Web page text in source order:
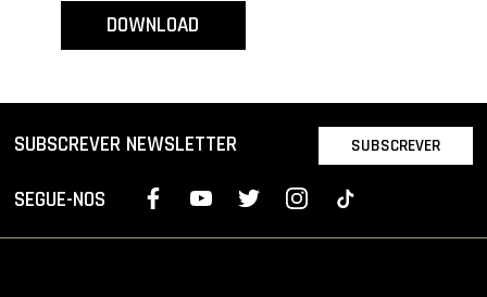
PROJETOS
LIGA BETCLIC FEMININA
DOWNLOAD
SUBSCREVER NEWSLETTER SUBSCREVER
SEGUE-NOS